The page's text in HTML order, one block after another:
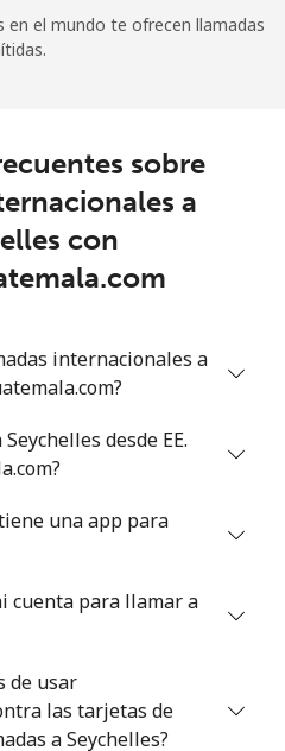
en el mundo te ofrecen llamadas
sobre
a
con
internacionales a
desde EE.
una app para
cuenta para llamar a
de usar
las tarjetas de
a Seychelles?